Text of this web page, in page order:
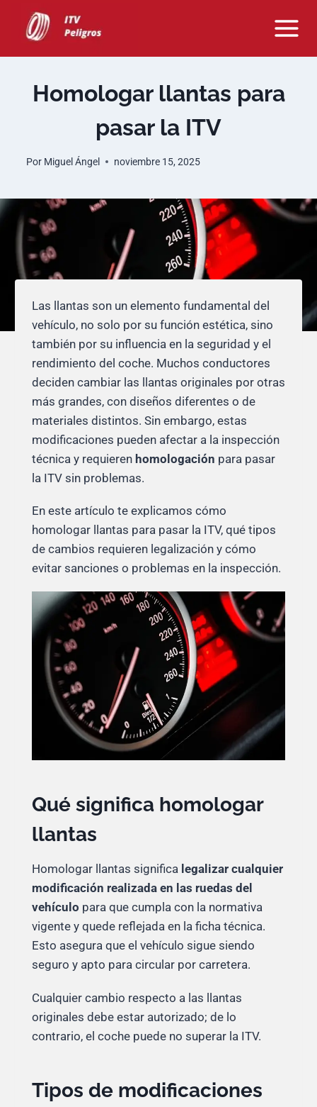
Homologar llantas para
pasar la ITV
Por Miguel Ángel noviembre 15, 2025
Las llantas son un elemento fundamental del
vehículo, no solo por su función estética, sino
también por su influencia en la seguridad y el
rendimiento del coche. Muchos conductores
deciden cambiar las llantas originales por otras
más grandes, con diseños diferentes o de
materiales distintos. Sin embargo, estas
modificaciones pueden afectar a la inspección
técnica y requieren homologación para pasar
la ITV sin problemas.
En este artículo te explicamos cómo
homologar llantas para pasar la ITV, qué tipos
de cambios requieren legalización y cómo
evitar sanciones o problemas en la inspección.
Qué significa homologar
llantas
Homologar llantas significa legalizar cualquier
modificación realizada en las ruedas del
vehículo para que cumpla con la normativa
vigente y quede reflejada en la ficha técnica.
Esto asegura que el vehículo sigue siendo
seguro y apto para circular por carretera.
Cualquier cambio respecto a las llantas
originales debe estar autorizado; de lo
contrario, el coche puede no superar la ITV.
Tipos de modificaciones